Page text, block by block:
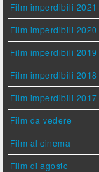
Film imperdibili 2021
Film imperdibili 2020
Film imperdibili 2019
Film imperdibili 2018
Film imperdibili 2017
Film da vedere
Film al cinema
Film di agosto